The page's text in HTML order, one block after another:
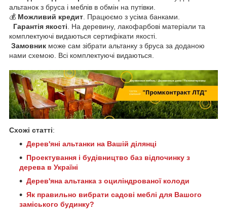
альтанок з бруса і меблів в обмін на путівки.
💰 Можливий кредит . Працюємо з усіма банками.
Гарантія якості
На деревину, лакофарбові матеріали та
комплектуючі видаються сертифікати якості.
Замовник може сам зібрати альтанку з бруса за доданою
нами схемою. Всі комплектуючі видаються.
Схожі статті:
Дерев'яні альтанки на Вашій ділянці
Проектування і будівництво баз відпочинку з
дерева в Україні
Дерев'яна альтанка з оциліндрованої колоди
Як правильно вибрати садові меблі для Вашого
заміського будинку?